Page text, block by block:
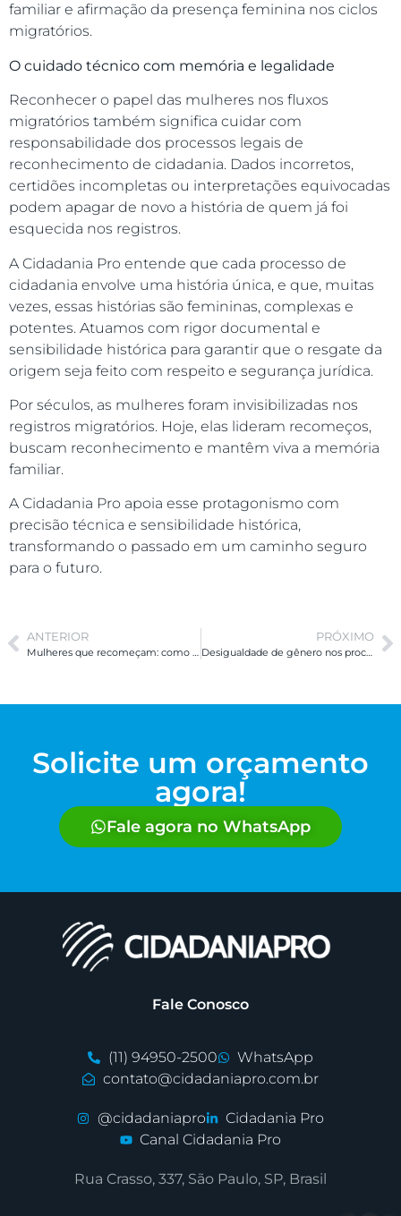
familiar e afirmação da presença feminina nos ciclos
migratórios.
O cuidado técnico com memória e legalidade
Reconhecer o papel das mulheres nos fluxos
migratórios também significa cuidar com
responsabilidade dos processos legais de
reconhecimento de cidadania. Dados incorretos,
certidões incompletas ou interpretações equivocadas
podem apagar de novo a história de quem já foi
esquecida nos registros.
A Cidadania Pro entende que cada processo de
cidadania envolve uma história única, e que, muitas
vezes, essas histórias são femininas, complexas e
potentes. Atuamos com rigor documental e
sensibilidade histórica para garantir que o resgate da
origem seja feito com respeito e segurança jurídica.
Por séculos, as mulheres foram invisibilizadas nos
registros migratórios. Hoje, elas lideram recomeços,
buscam reconhecimento e mantêm viva a memória
familiar.
A Cidadania Pro apoia esse protagonismo com
precisão técnica e sensibilidade histórica,
transformando o passado em um caminho seguro
para o futuro.
ANTERIOR
Mulheres que recomeçam: como a cidadania ou residência legal ajuda na reconstrução de trajetórias fora do Brasil
PRÓXIMO
Desigualdade de gênero nos processos de cidadania: entre avanços legais e barreiras silenciosas
Solicite um orçamento
agora!
Fale agora no WhatsApp
Fale Conosco
(11) 94950-2500
WhatsApp
contato@cidadaniapro.com.br
@cidadaniapro
Cidadania Pro
Canal Cidadania Pro
Rua Crasso, 337, São Paulo, SP, Brasil